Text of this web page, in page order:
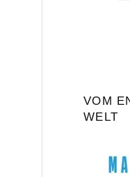
VOM
WELT